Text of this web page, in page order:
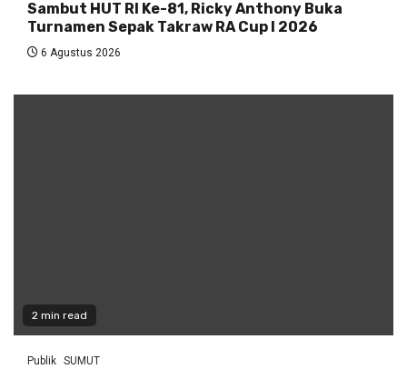
Sambut HUT RI Ke-81, Ricky Anthony Buka
Turnamen Sepak Takraw RA Cup I 2026
6 Agustus 2026
2 min read
Publik SUMUT